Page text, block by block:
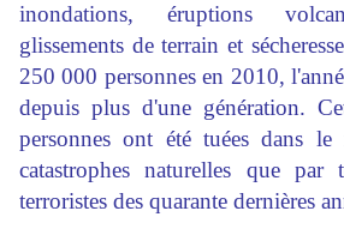
inondations, éruptions
glissements de terrain et
250 000 personnes en 2010,
depuis plus d'une génération.
personnes ont été tuées dans
catastrophes naturelles que par
terroristes des quarante dernières